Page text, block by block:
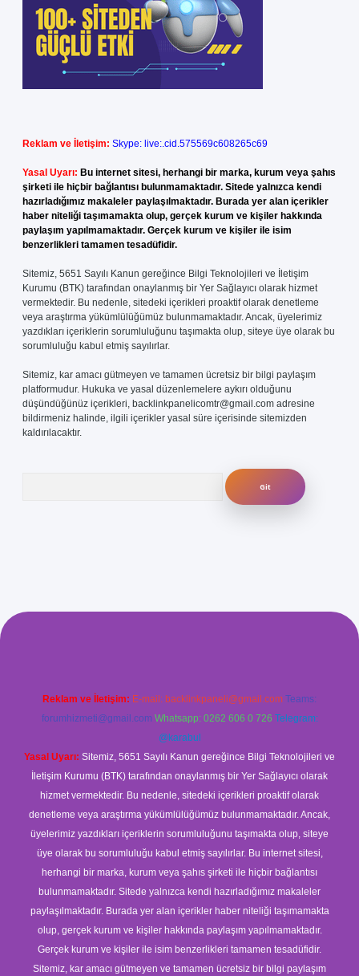
Reklam ve İletişim: Skype: live:.cid.575569c608265c69
Yasal Uyarı: Bu internet sitesi, herhangi bir marka, kurum veya şahıs
şirketi ile hiçbir bağlantısı bulunmamaktadır. Sitede yalnızca kendi
hazırladığımız makaleler paylaşılmaktadır. Burada yer alan içerikler
haber niteliği taşımamakta olup, gerçek kurum ve kişiler hakkında
paylaşım yapılmamaktadır. Gerçek kurum ve kişiler ile isim
benzerlikleri tamamen tesadüfidir.
Sitemiz, 5651 Sayılı Kanun gereğince Bilgi Teknolojileri ve İletişim
Kurumu (BTK) tarafından onaylanmış bir Yer Sağlayıcı olarak hizmet
vermektedir. Bu nedenle, sitedeki içerikleri proaktif olarak denetleme
veya araştırma yükümlülüğümüz bulunmamaktadır. Ancak, üyelerimiz
yazdıkları içeriklerin sorumluluğunu taşımakta olup, siteye üye olarak bu
sorumluluğu kabul etmiş sayılırlar.
Sitemiz, kar amacı gütmeyen ve tamamen ücretsiz bir bilgi paylaşım
platformudur. Hukuka ve yasal düzenlemelere aykırı olduğunu
düşündüğünüz içerikleri, backlinkpanelicomtr@gmail.com adresine
bildirmeniz halinde, ilgili içerikler yasal süre içerisinde sitemizden
kaldırılacaktır.
Reklam ve İletişim: E-mail: backlinkpaneli@gmail.com Teams:
forumhizmeti@gmail.com Whatsapp: 0262 606 0 726 Telegram:
@karabul
Yasal Uyarı: Sitemiz, 5651 Sayılı Kanun gereğince Bilgi Teknolojileri ve
İletişim Kurumu (BTK) tarafından onaylanmış bir Yer Sağlayıcı olarak
hizmet vermektedir. Bu nedenle, sitedeki içerikleri proaktif olarak
denetleme veya araştırma yükümlülüğümüz bulunmamaktadır. Ancak,
üyelerimiz yazdıkları içeriklerin sorumluluğunu taşımakta olup, siteye
üye olarak bu sorumluluğu kabul etmiş sayılırlar. Bu internet sitesi,
herhangi bir marka, kurum veya şahıs şirketi ile hiçbir bağlantısı
bulunmamaktadır. Sitede yalnızca kendi hazırladığımız makaleler
paylaşılmaktadır. Burada yer alan içerikler haber niteliği taşımamakta
olup, gerçek kurum ve kişiler hakkında paylaşım yapılmamaktadır.
Gerçek kurum ve kişiler ile isim benzerlikleri tamamen tesadüfidir.
Sitemiz, kar amacı gütmeyen ve tamamen ücretsiz bir bilgi paylaşım